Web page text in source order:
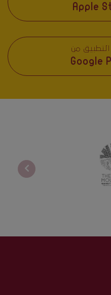
Apple
من
Google